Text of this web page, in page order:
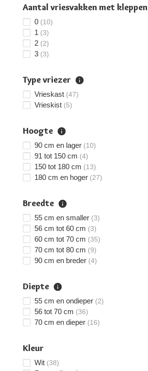
Aantal vriesvakken met kleppen
0 (10)
1 (3)
2 (2)
3 (3)
Type vriezer
Vrieskast (47)
Vrieskist (5)
Hoogte
90 cm en lager (10)
91 tot 150 cm (4)
150 tot 180 cm (13)
180 cm en hoger (27)
Breedte
55 cm en smaller (3)
56 cm tot 60 cm (3)
60 cm tot 70 cm (35)
70 cm tot 80 cm (9)
90 cm en breder (4)
Diepte
55 cm en ondieper (2)
56 tot 70 cm (36)
70 cm en dieper (16)
Kleur
Wit (38)